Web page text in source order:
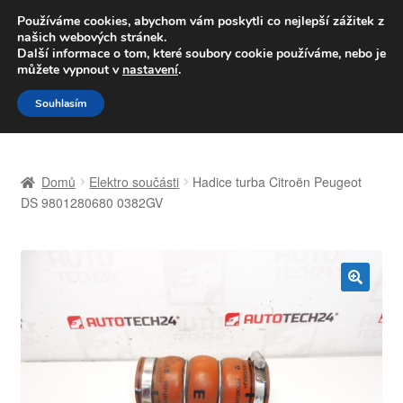
DOPRAVA od 139,-Kč
Volejte po-pá 9-16 704 494 494
Přeskočit
na
navigaci
Přejít
k
obsahu
Celosvětová doprava
Košík
Domů Elektro součásti
Hadice turba Citroën Peugeot
DS 9801280680 0382GV
Používáme cookies, abychom vám poskytli co nejlepší zážitek z
našich webových stránek.
Další informace o tom, které soubory cookie používáme, nebo je
můžete vypnout v nastavení.
Souhlasím